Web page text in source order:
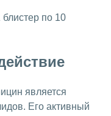
блистер по 10
является
Его активный